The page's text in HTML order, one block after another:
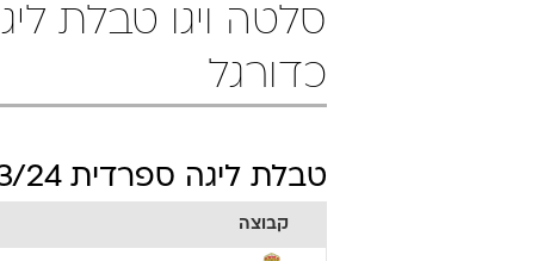
כדורגל
טבלת ליגה ספרדית 2023/24
קבוצה